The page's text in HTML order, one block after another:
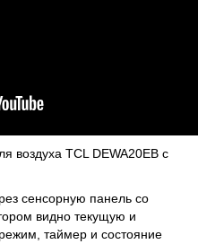
сенсорную панель со
видно текущую и
таймер и состояние